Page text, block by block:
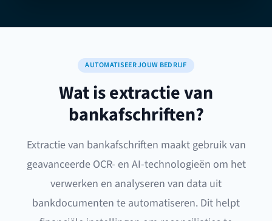
AUTOMATISEER JOUW BEDRIJF
Wat is extractie van
bankafschriften?
Extractie van bankafschriften maakt gebruik van
geavanceerde OCR- en AI-technologieën om het
verwerken en analyseren van data uit
bankdocumenten te automatiseren. Dit helpt